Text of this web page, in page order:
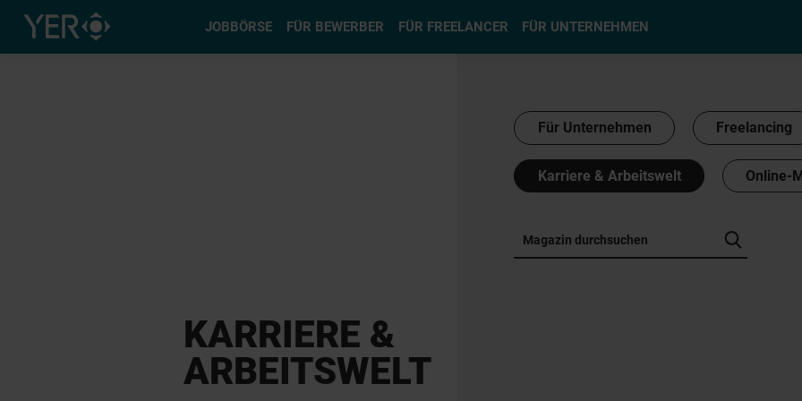
JOBBÖRSE FÜR BEWERBER FÜR FREELANCER FÜR UNTERNEHMEN
Typ auswählen
Für Unternehmen Freelancing
Karriere & Arbeitswelt Online-
KARRIERE &
ARBEITSWELT